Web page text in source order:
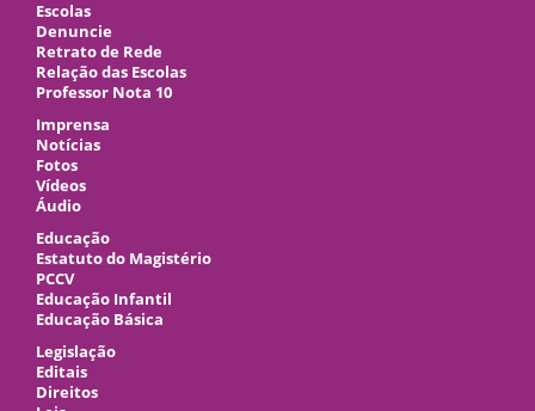
Escolas
Denuncie
Retrato de Rede
Relação das Escolas
Professor Nota 10
Imprensa
Notícias
Fotos
Vídeos
Áudio
Educação
Estatuto do Magistério
PCCV
Educação Infantil
Educação Básica
Legislação
Editais
Direitos